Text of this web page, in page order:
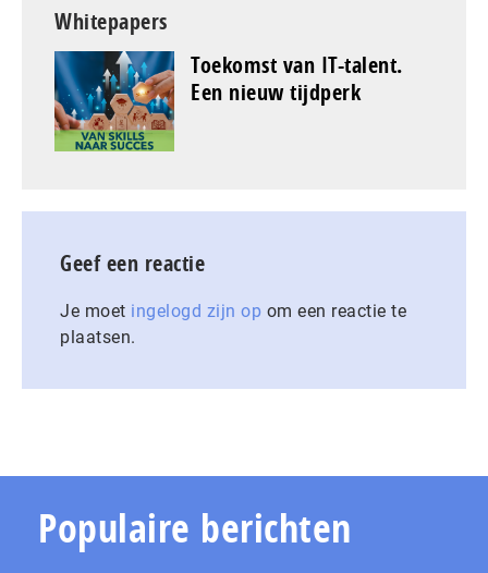
Whitepapers
Toekomst van IT-talent.
Een nieuw tijdperk
Geef een reactie
Je moet ingelogd zijn op om een reactie te
plaatsen.
Populaire berichten